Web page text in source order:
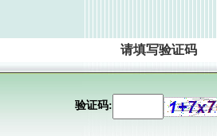
请填写验证码
验证码: